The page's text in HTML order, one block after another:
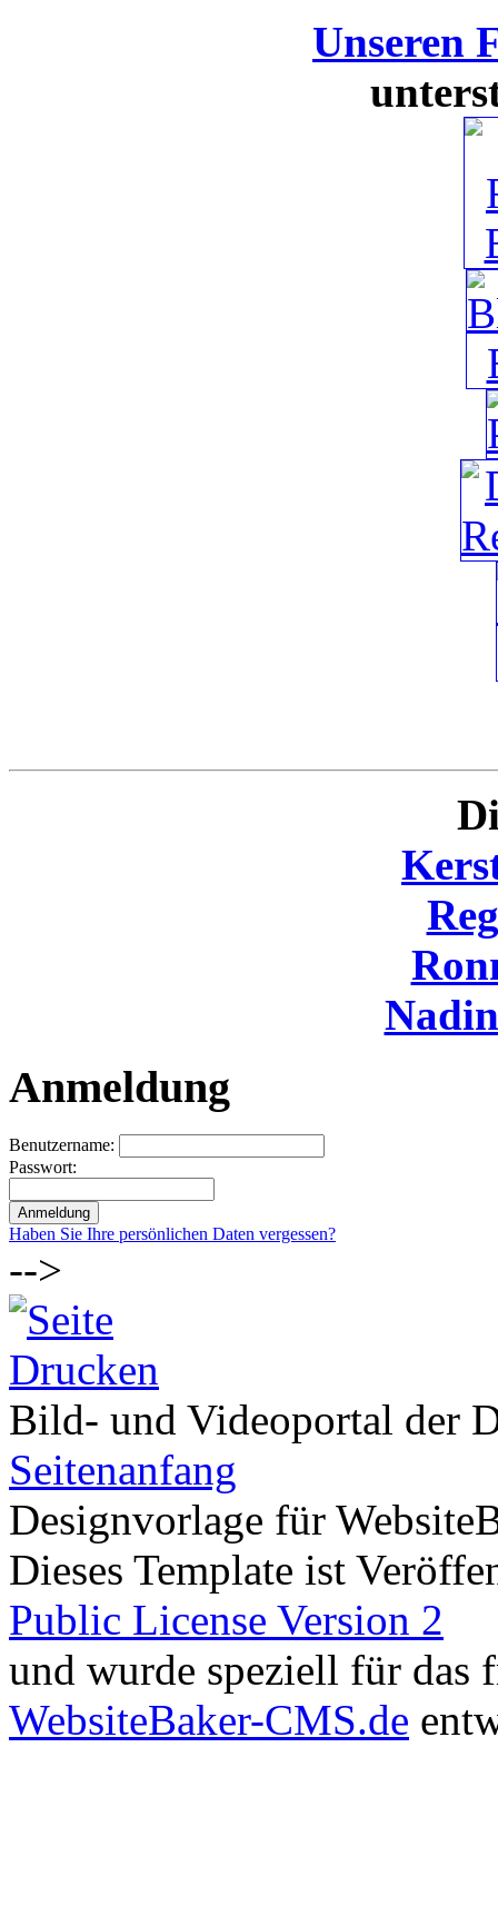
Unseren
Anmeldung
Benutzername:
Passwort:
Haben Sie Ihre persönlichen Daten vergessen?
-->
Bild- und Videoportal der
Seitenanfang
Designvorlage für
Dieses Template ist
Public License Version 2
und wurde speziell für das
WebsiteBaker-CMS.de